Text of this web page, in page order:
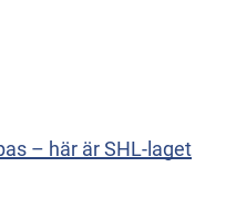
– här är SHL-laget